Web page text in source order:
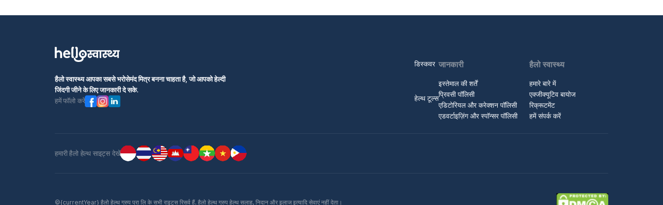
हैलो स्वास्थ्य आपका सबसे भरोसेमंद मित्र बनना चाहता है, जो आपको हेल्दी
जिंदगी जीने के लिए जानकारी दे सके.
हमें फॉलो करें
डिस्कवर
हेल्थ टूल्स
जानकारी
इस्तेमाल की शर्तें
प्रिवसी पॉलिसी
एडिटोरियल और करेक्शन पॉलिसी
एडवर्टाइज़िंग और स्पॉन्सर पॉलिसी
हैलो स्वास्थ्य
हमारे बारे में
एक्जीक्यूटिव बायोज
रिक्रूटमेंट
हमें संपर्क करें
हमारी हैलो हेल्थ साइट्स देखें
©{currentYear} हैलो हेल्थ ग्रुप प्रा लि के सभी राइट्स रिसर्व हैं. हैलो हेल्थ ग्रुप हेल्थ सलाह, निदान और इलाज इत्यादि सेवाएं नहीं देता।